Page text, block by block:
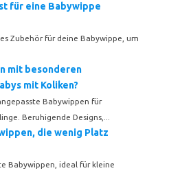
für eine Babywippe
Zubehör für deine Babywippe, um
mit besonderen
mit Koliken?
Babywippen für
Beruhigende Designs,...
die wenig Platz
Babywippen, ideal für kleine